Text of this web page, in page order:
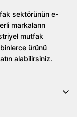
320 Lt ile hem
tanışarak,
fazla bilgi ve
ya da bizimle
sektörünün e-
markaların
mutfak
ürünü
alabilirsiniz.